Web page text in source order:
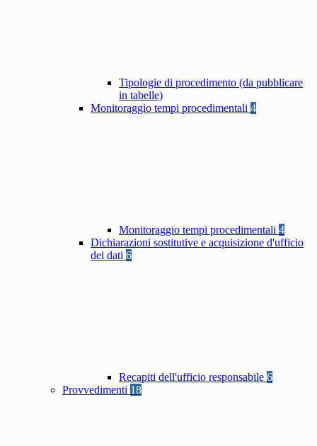
Tipologie di procedimento (da pubblicare
in tabelle)
Monitoraggio tempi procedimentali 4
Monitoraggio tempi procedimentali 4
Dichiarazioni sostitutive e acquisizione d'ufficio
dei dati 6
Recapiti dell'ufficio responsabile 6
Provvedimenti 18